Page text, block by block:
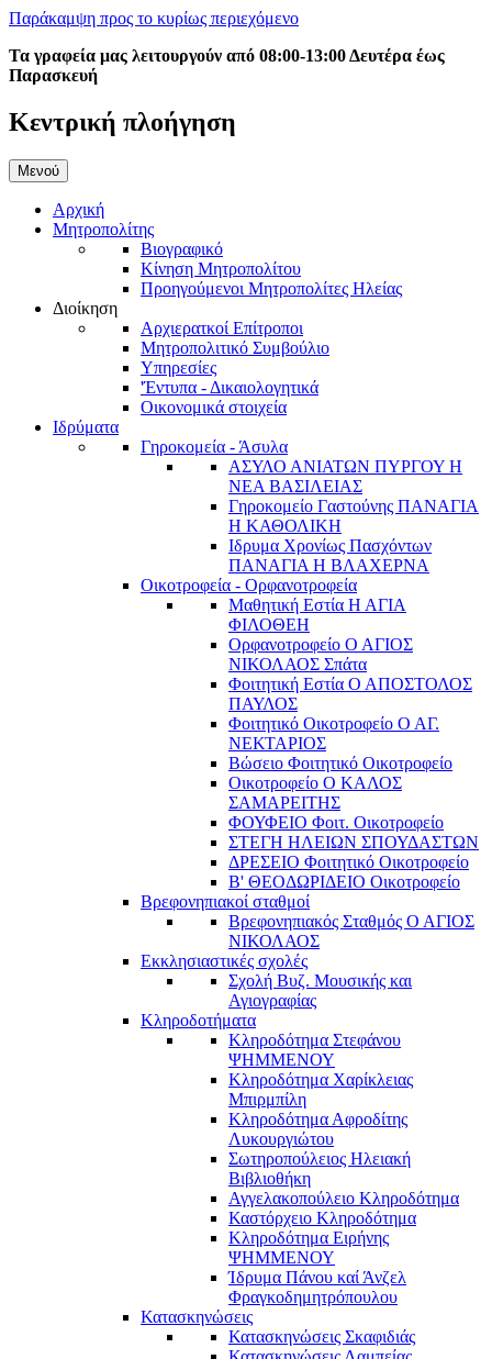
Παράκαμψη προς το κυρίως περιεχόμενο
Τα γραφεία μας λειτουργούν από 08:00-13:00 Δευτέρα έως
Παρασκευή
Κεντρική πλοήγηση
Μενού
Αρχική
Μητροπολίτης
Βιογραφικό
Κίνηση Μητροπολίτου
Προηγούμενοι Μητροπολίτες Ηλείας
Διοίκηση
Αρχιερατκοί Επίτροποι
Μητροπολιτικό Συμβούλιο
Υπηρεσίες
'Έντυπα - Δικαιολογητικά
Οικονομικά στοιχεία
Ιδρύματα
Γηροκομεία - Άσυλα
ΑΣΥΛΟ ΑΝΙΑΤΩΝ ΠΥΡΓΟΥ Η
ΝΕΑ ΒΑΣΙΛΕΙΑΣ
Γηροκομείο Γαστούνης ΠΑΝΑΓΙΑ
Η ΚΑΘΟΛΙΚΗ
Ιδρυμα Χρονίως Πασχόντων
ΠΑΝΑΓΙΑ Η ΒΛΑΧΕΡΝΑ
Οικοτροφεία - Ορφανοτροφεία
Μαθητική Εστία Η ΑΓΙΑ
ΦΙΛΟΘΕΗ
Ορφανοτροφείο Ο ΑΓΙΟΣ
ΝΙΚΟΛΑΟΣ Σπάτα
Φοιτητική Εστία Ο ΑΠΟΣΤΟΛΟΣ
ΠΑΥΛΟΣ
Φοιτητικό Οικοτροφείο Ο ΑΓ.
ΝΕΚΤΑΡΙΟΣ
Βώσειο Φοιτητικό Οικοτροφείο
Οικοτροφείο Ο ΚΑΛΟΣ
ΣΑΜΑΡΕΙΤΗΣ
ΦΟΥΦΕΙΟ Φοιτ. Οικοτροφείο
ΣΤΕΓΗ ΗΛΕΙΩΝ ΣΠΟΥΔΑΣΤΩΝ
ΔΡΕΣΕΙΟ Φοιτητικό Οικοτροφείο
Β' ΘΕΟΔΩΡΙΔΕΙΟ Οικοτροφείο
Βρεφονηπιακοί σταθμοί
Βρεφονηπιακός Σταθμός Ο ΑΓΙΟΣ
ΝΙΚΟΛΑΟΣ
Εκκλησιαστικές σχολές
Σχολή Βυζ. Μουσικής και
Αγιογραφίας
Κληροδοτήματα
Κληροδότημα Στεφάνου
ΨΗΜΜΕΝΟΥ
Κληροδότημα Χαρίκλειας
Μπιρμπίλη
Κληροδότημα Αφροδίτης
Λυκουργιώτου
Σωτηροπούλειος Ηλειακή
Βιβλιοθήκη
Αγγελακοπούλειο Κληροδότημα
Καστόρχειο Κληροδότημα
Κληροδότημα Ειρήνης
ΨΗΜΜΕΝΟΥ
Ίδρυμα Πάνου καί Άνζελ
Φραγκοδημητρόπουλου
Κατασκηνώσεις
Κατασκηνώσεις Σκαφιδιάς